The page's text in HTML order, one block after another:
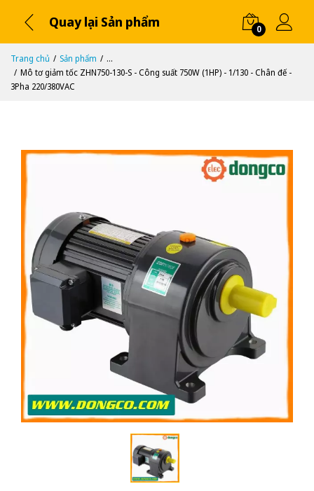
Quay lại Sản phẩm 0
Trang chủ Sản phẩm
...
Mô tơ giảm tốc ZHN750-130-S - Công suất 750W (1HP) - 1/130 - Chân đế -
3Pha 220/380VAC